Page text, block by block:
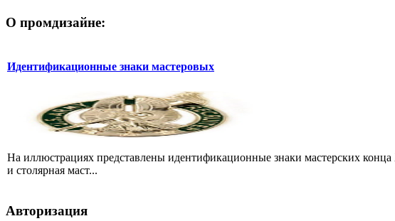
О промдизайне:
Идентификационные знаки мастеровых
На иллюстрациях представлены идентификационные знаки мастерских
и столярная маст...
Авторизация